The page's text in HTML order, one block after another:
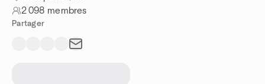
2 098 membres
Partager